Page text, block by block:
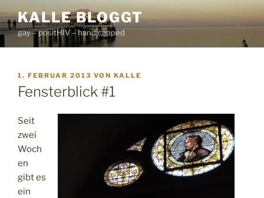
Inhalt
springen
KALLE BLOGGT
gay – positHIV – handicapped
VERÖFFENTLICHT
AM
1. FEBRUAR 2013 VON KALLE
Fensterblick #1
Seit
zwei
Woch
en
gibt es
ein